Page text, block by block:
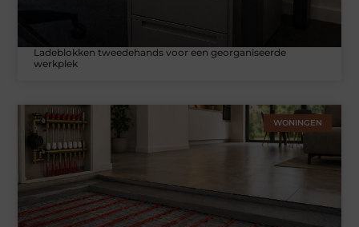
Ladeblokken tweedehands voor een georganiseerde
werkplek
WONINGEN